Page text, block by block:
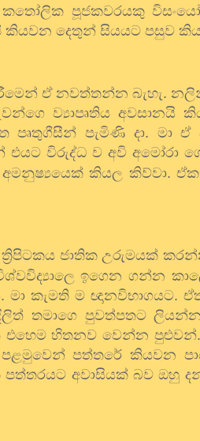
පූජකවරයකු
කියවන දෙතුන් සියයට පසුව
ඒ නවත්තන්න බැහැ.
ව්‍යාපෘතිය අවසානයි
පැමිණි දා. මා ඒ
එයට විරුද්ධ ව අවි අමෝරා
කියල කිව්වා.
ජාතික උරුමයක්
ඉගෙන ගන්න
මා කැමති ම ඥානවිභාගයට.
තමාගෙ පුවත්පතට
හිතනව වෙන්න පුළුවන්.
පත්තරේ කියවන
අවාසියක් බව ඔහු